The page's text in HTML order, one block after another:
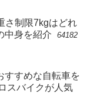
さ制限7kgはどれ
中身を紹介
64182
すすめな自転車を
スバイクが人気